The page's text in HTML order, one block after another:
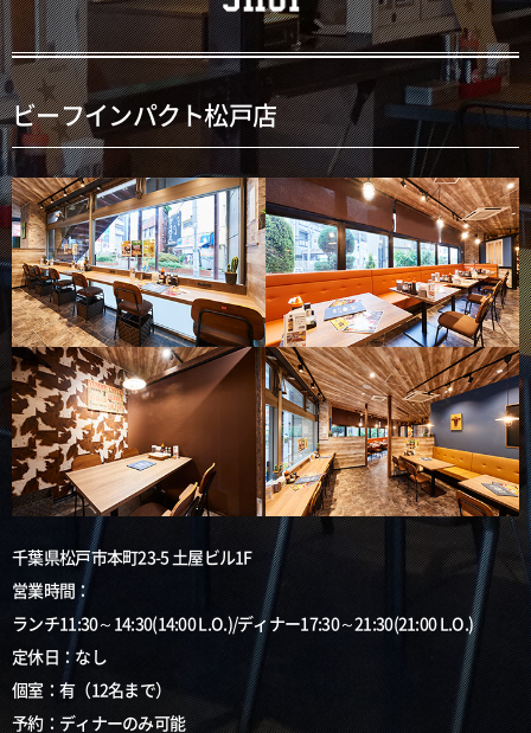
ビーフインパクト松戸店
千葉県松戸市本町23-5 土屋ビル1F
営業時間：
ランチ11:30～14:30(14:00 L.O.)/ディナー17:30～21:30(21:00 L.O.)
定休日：なし
個室：有（12名まで）
予約：ディナーのみ可能